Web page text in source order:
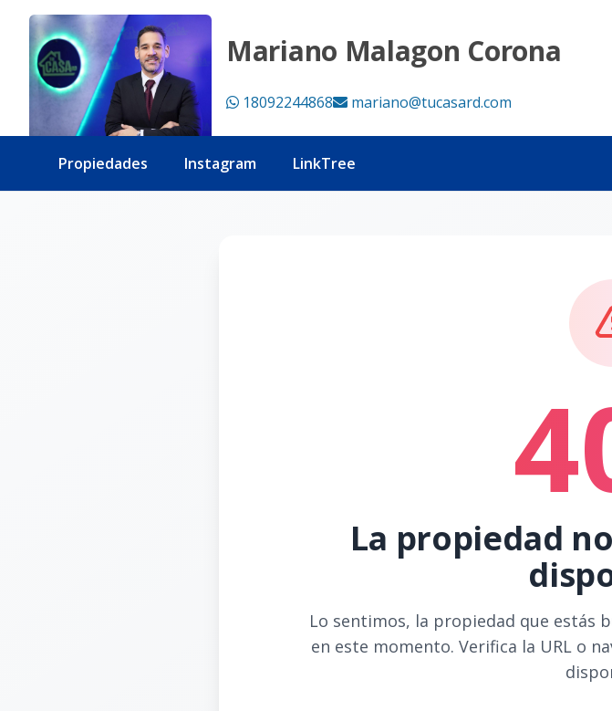
Mariano Malagon Corona
18092244868 mariano@tucasard.com
Propiedades Instagram LinkTree
La propiedad
Lo sentimos, la propiedad que estás
en este momento. Verifica la URL o
Página no encontrada - Tu Casa RD